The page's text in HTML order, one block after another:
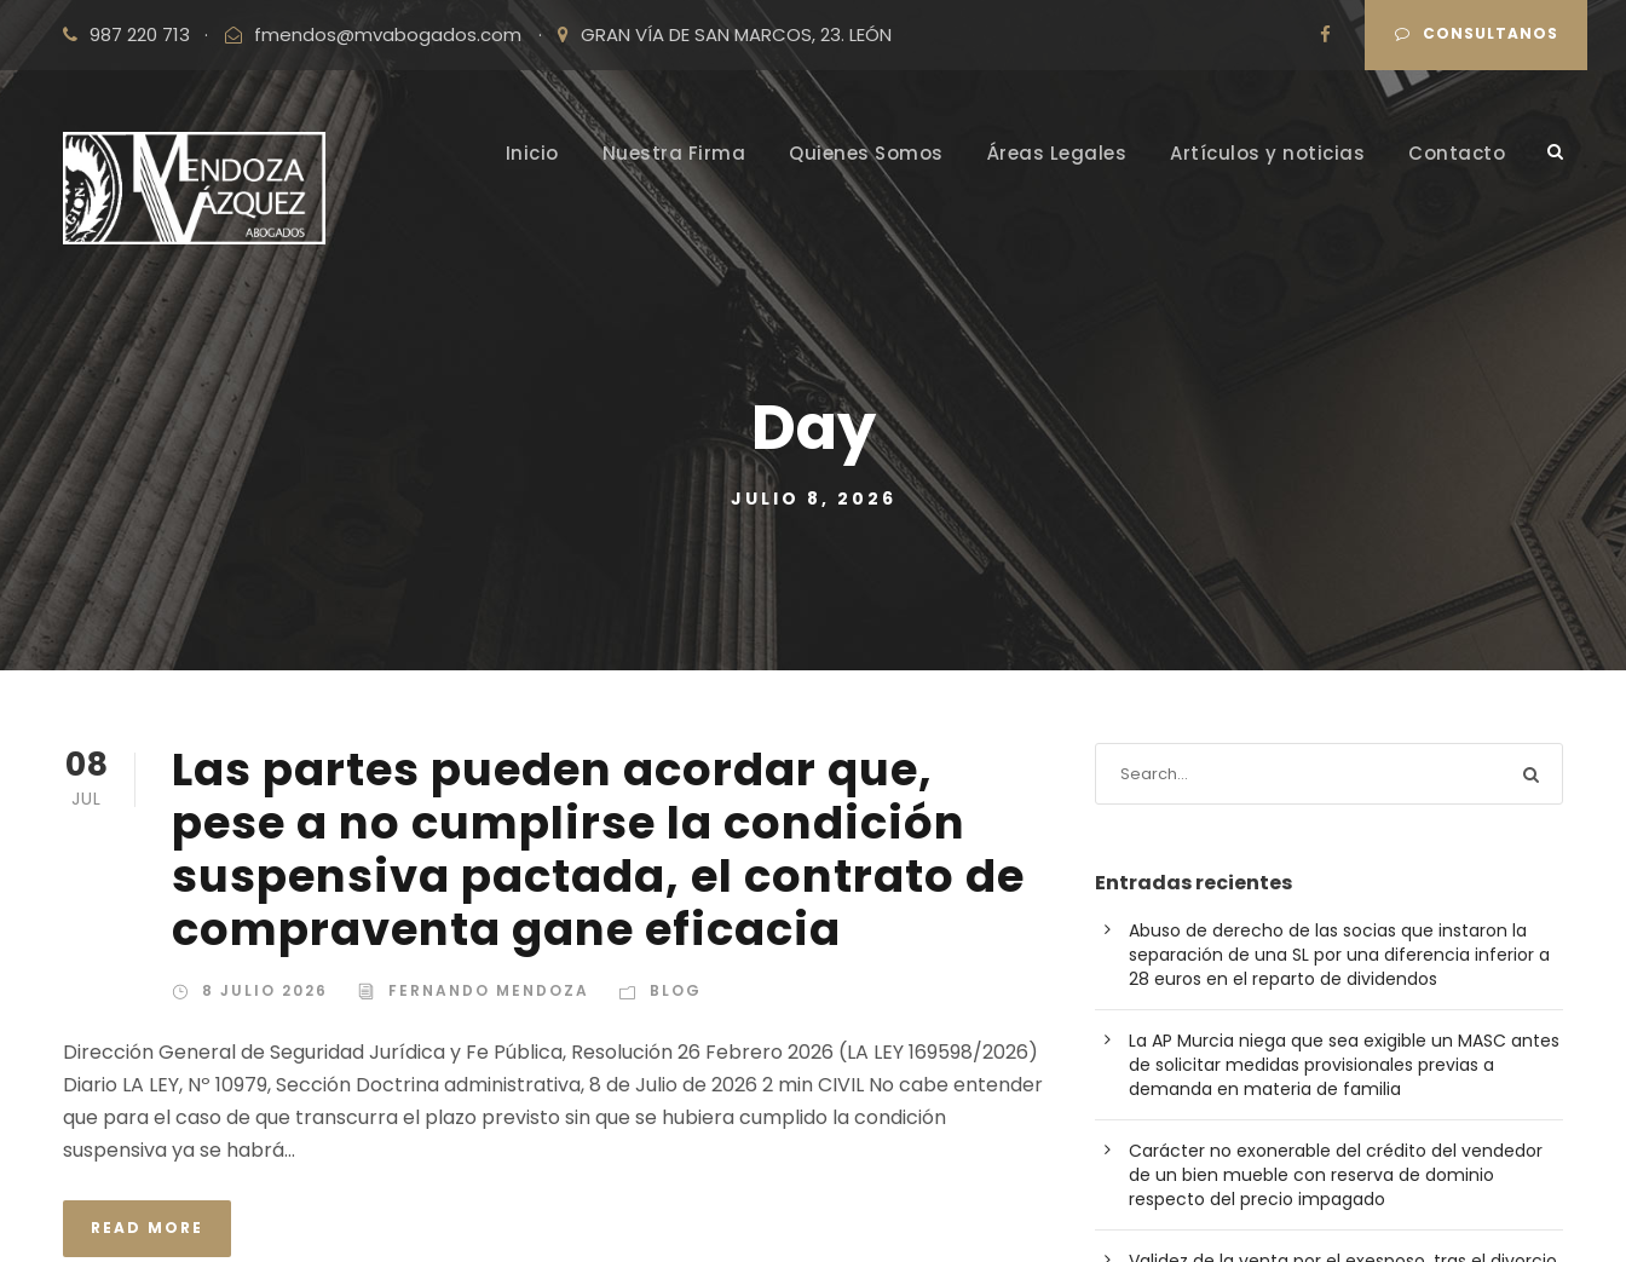
987 220 713 · fmendos@mvabogados.com · GRAN VÍA DE SAN MARCOS, 23. LEÓN CONSULTANOS
Inicio Nuestra Firma Quienes Somos Áreas Legales Artículos y noticias Contacto
Day
JULIO 8, 2026
08
JUL
Las partes pueden acordar que,
pese a no cumplirse la condición
suspensiva pactada, el contrato de
compraventa gane eficacia
8 JULIO 2026 FERNANDO MENDOZA BLOG
Dirección General de Seguridad Jurídica y Fe Pública, Resolución 26 Febrero 2026 (LA LEY 169598/2026)
Diario LA LEY, Nº 10979, Sección Doctrina administrativa, 8 de Julio de 2026 2 min CIVIL No cabe entender
que para el caso de que transcurra el plazo previsto sin que se hubiera cumplido la condición
suspensiva ya se habrá...
READ MORE
Entradas recientes
Abuso de derecho de las socias que instaron la
separación de una SL por una diferencia inferior a
28 euros en el reparto de dividendos
La AP Murcia niega que sea exigible un MASC antes
de solicitar medidas provisionales previas a
demanda en materia de familia
Carácter no exonerable del crédito del vendedor
de un bien mueble con reserva de dominio
respecto del precio impagado